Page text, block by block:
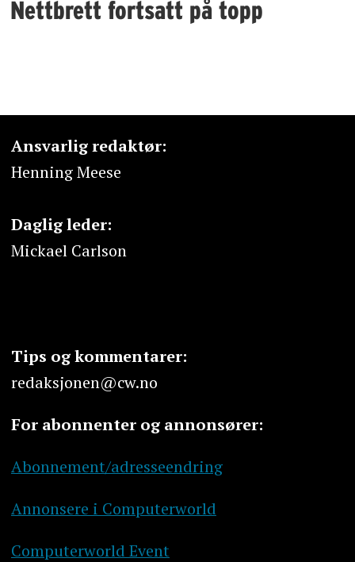
Nettbrett fortsatt på topp
Ansvarlig redaktør:
Henning Meese
Daglig leder:
Mickael Carlson
Tips og kommentarer:
redaksjonen@cw.no
For abonnenter og annonsører:
Abonnement/adresseendring
Annonsere i Computerworld
Computerworld Event